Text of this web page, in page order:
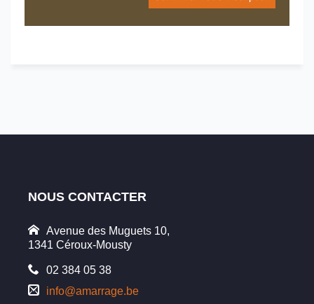
NOUS CONTACTER
Avenue des Muguets 10,
1341 Céroux-Mousty
02 384 05 38
info@amarrage.be